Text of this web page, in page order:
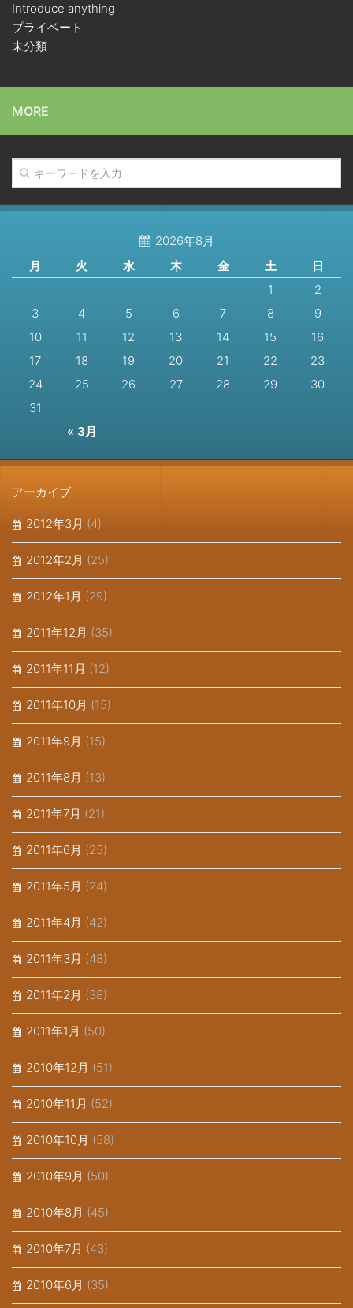
Introduce anything
プライベート
未分類
MORE
2026年8月
月
火 水 木 金 土 日
« 3月
1
2
3
4 5 6 7 8
9
10
11 12 13 14 15
16
17
18 19 20 21 22
23
24
25 26 27 28 29
30
31
アーカイブ
2012年3月 (4)
2012年2月 (25)
2012年1月 (29)
2011年12月 (35)
2011年11月 (12)
2011年10月 (15)
2011年9月 (15)
2011年8月 (13)
2011年7月 (21)
2011年6月 (25)
2011年5月 (24)
2011年4月 (42)
2011年3月 (48)
2011年2月 (38)
2011年1月 (50)
2010年12月 (51)
2010年11月 (52)
2010年10月 (58)
2010年9月 (50)
2010年8月 (45)
2010年7月 (43)
2010年6月 (35)